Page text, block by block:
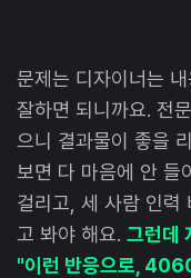
문제는 디자이너는
잘하면 되니까요. 전
으니 결과물이 좋을
보면 다 마음에 안 들
걸리고, 세 사람 인
고 봐야 해요. 그런데
"이런 반응으로,